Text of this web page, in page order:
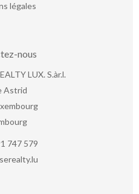
légales
nous
LUX. S.àr.l.
Astrid
747 579